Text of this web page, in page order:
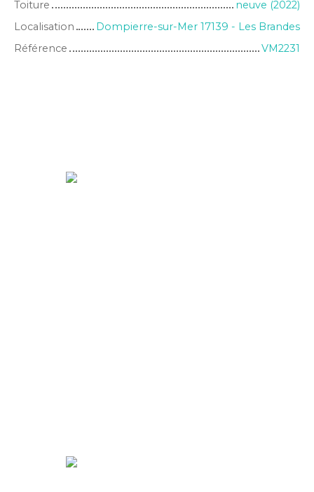
Toiture
neuve (2022)
Localisation
Dompierre-sur-Mer 17139 - Les Brandes
Référence
VM2231